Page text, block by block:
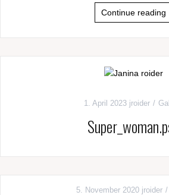
Continue reading
1. April 2023 jroider
5. November 2020 jroider